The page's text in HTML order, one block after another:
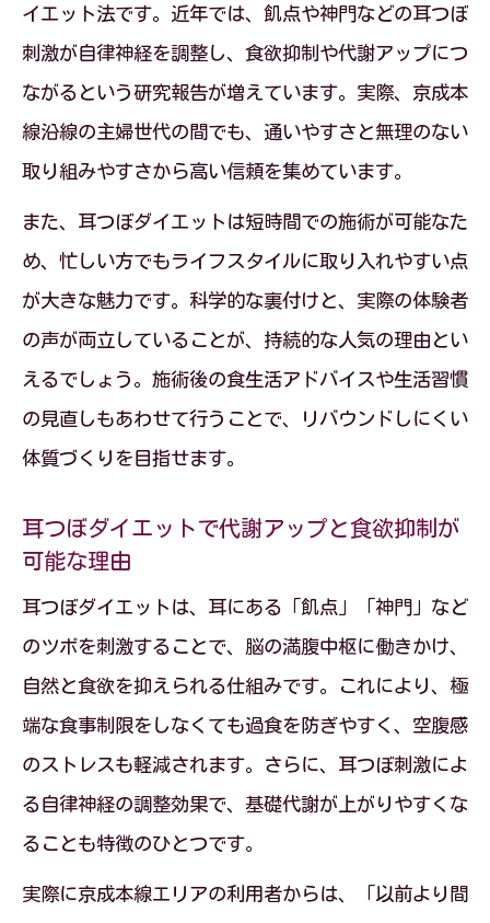
イエット法です。近年では、飢点や神門などの耳つぼ
刺激が自律神経を調整し、食欲抑制や代謝アップにつ
ながるという研究報告が増えています。実際、京成本
線沿線の主婦世代の間でも、通いやすさと無理のない
取り組みやすさから高い信頼を集めています。
また、耳つぼダイエットは短時間での施術が可能なた
め、忙しい方でもライフスタイルに取り入れやすい点
が大きな魅力です。科学的な裏付けと、実際の体験者
の声が両立していることが、持続的な人気の理由とい
えるでしょう。施術後の食生活アドバイスや生活習慣
の見直しもあわせて行うことで、リバウンドしにくい
体質づくりを目指せます。
耳つぼダイエットで代謝アップと食欲抑制が
可能な理由
耳つぼダイエットは、耳にある「飢点」「神門」など
のツボを刺激することで、脳の満腹中枢に働きかけ、
自然と食欲を抑えられる仕組みです。これにより、極
端な食事制限をしなくても過食を防ぎやすく、空腹感
のストレスも軽減されます。さらに、耳つぼ刺激によ
る自律神経の調整効果で、基礎代謝が上がりやすくな
ることも特徴のひとつです。
実際に京成本線エリアの利用者からは、「以前より間